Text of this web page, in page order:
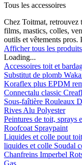
Tous les accessoires
Chez Toitmat, retrouvez
films, mastics, colles,
outils et vêtements pros.
Afficher tous les
Loading...
Accessoires toit et
Substitut de plomb
Koraflex plus EPDM
Connectalu classic
Sous-faîtière Rouleaux
Rives Alu Polyester
Peintures de toit, sprays
Roofcoat Spraypaint
Liquides et colle pout
liquides et colle Soudal
Chanfreins Imperbel
Gas